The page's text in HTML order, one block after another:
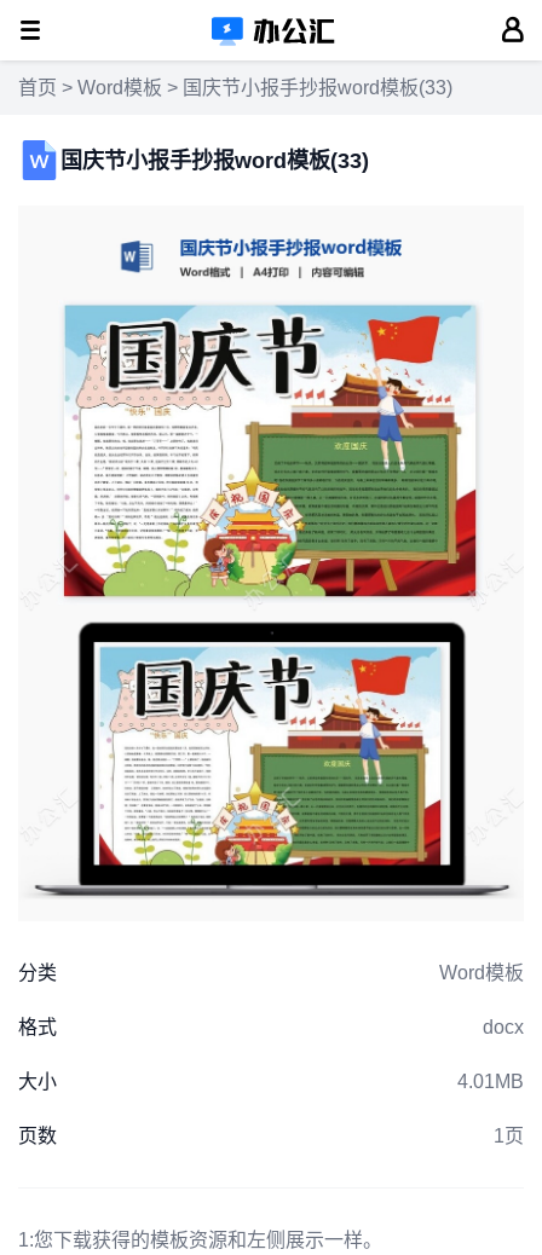
首页 > Word模板 > 国庆节小报手抄报word模板(33)
国庆节小报手抄报word模板(33)
分类 Word模板
格式 docx
大小 4.01MB
页数 1页
1:您下载获得的模板资源和左侧展示一样。